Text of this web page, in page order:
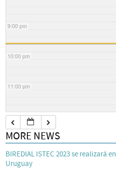
9:00 pm
10:00 pm
11:00 pm
MORE NEWS
BIREDIAL ISTEC 2023 se realizará en
Uruguay